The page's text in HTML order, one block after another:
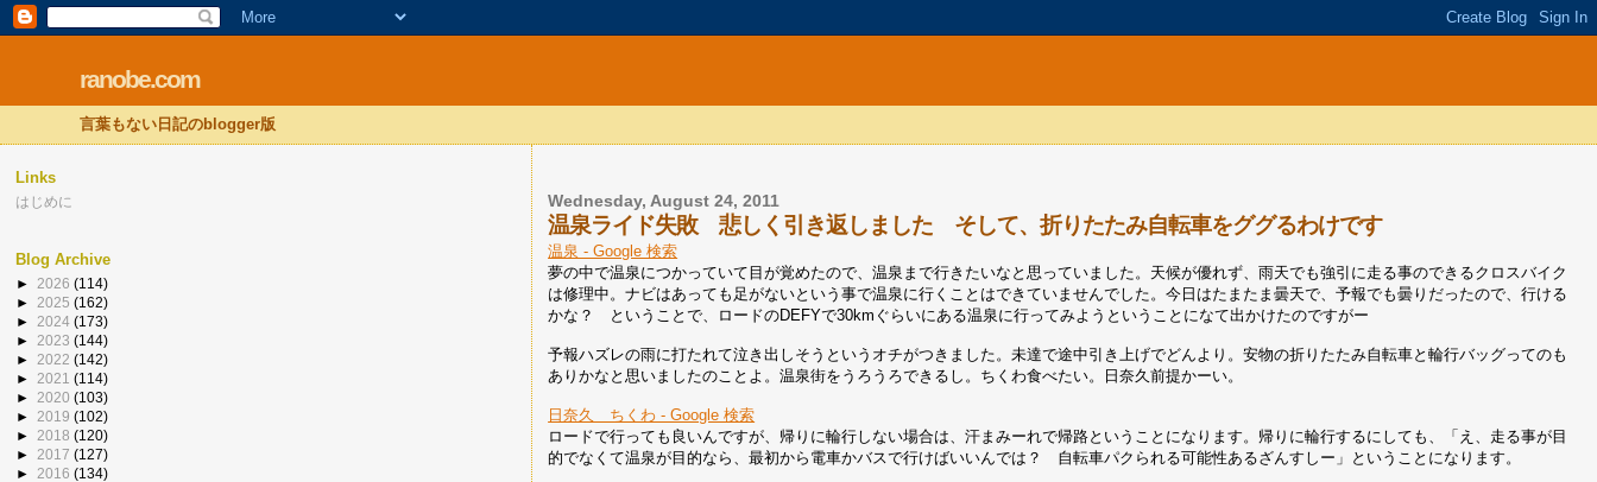
ranobe.com
言葉もない日記のblogger版
Wednesday, August 24, 2011
温泉ライド失敗 悲しく引き返しました そして、折りたたみ自転車をググるわけです
温泉 - Google 検索
夢の中で温泉につかっていて目が覚めたので、温泉まで行きたいなと思っていました。天候が優れず、雨天でも強引に走る事のできるクロスバイク
は修理中。ナビはあっても足がないという事で温泉に行くことはできていませんでした。今日はたまたま曇天で、予報でも曇りだったので、行ける
かな？ ということで、ロードのDEFYで30kmぐらいにある温泉に行ってみようということになて出かけたのですがー
予報ハズレの雨に打たれて泣き出しそうというオチがつきました。未達で途中引き上げでどんより。安物の折りたたみ自転車と輪行バッグってのも
ありかなと思いましたのことよ。温泉街をうろうろできるし。ちくわ食べたい。日奈久前提かーい。
日奈久 ちくわ - Google 検索
ロードで行っても良いんですが、帰りに輪行しない場合は、汗まみーれで帰路ということになります。帰りに輪行するにしても、「え、走る事が目
的でなくて温泉が目的なら、最初から電車かバスで行けばいいんでは？ 自転車パクられる可能性あるざんすしー」ということになります。
Links
はじめに
Blog Archive
► 2026 (114)
► 2025 (162)
► 2024 (173)
► 2023 (144)
► 2022 (142)
► 2021 (114)
► 2020 (103)
► 2019 (102)
► 2018 (120)
► 2017 (127)
► 2016 (134)